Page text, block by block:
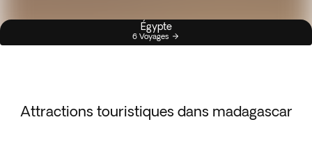
Égypte
6 Voyages
Attractions touristiques dans madagascar